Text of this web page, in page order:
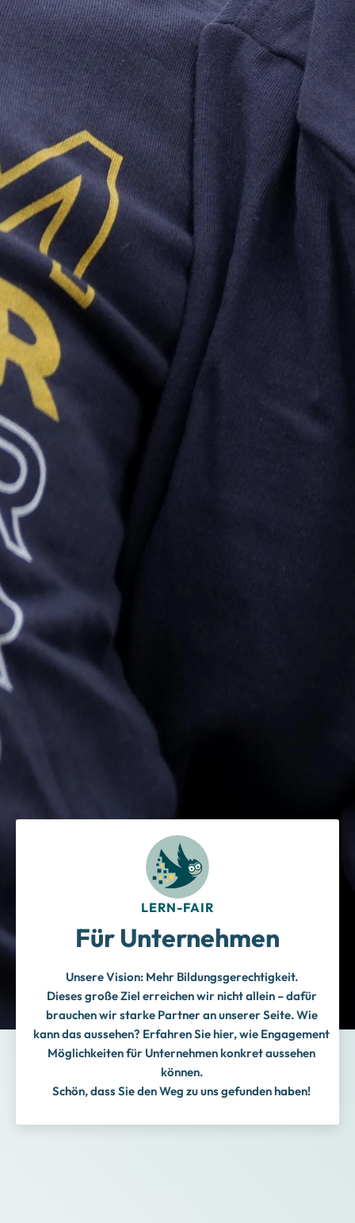
LERN-FAIR
Für Unternehmen
Unsere Vision: Mehr Bildungsgerechtigkeit.
Dieses große Ziel erreichen wir nicht allein – dafür
brauchen wir starke Partner an unserer Seite. Wie
kann das aussehen? Erfahren Sie hier, wie Engagement
Möglichkeiten für Unternehmen konkret aussehen
können.
Schön, dass Sie den Weg zu uns gefunden haben!